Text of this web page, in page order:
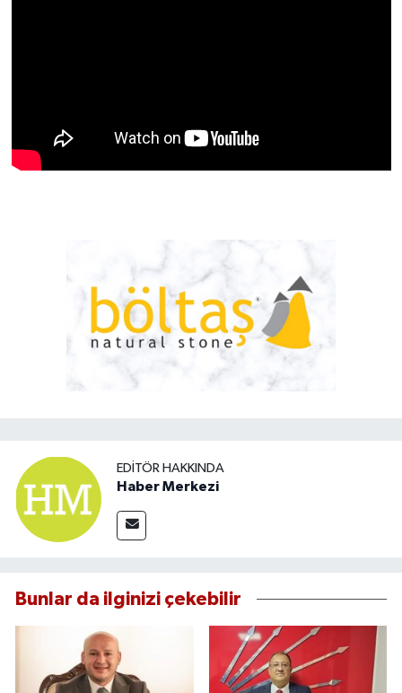
EDITÖR HAKKINDA
Haber Merkezi
Bunlar da ilginizi çekebilir